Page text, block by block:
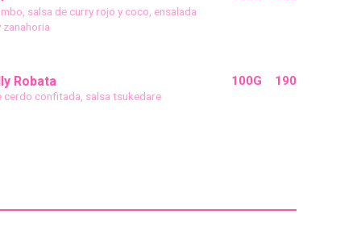
salsa de curry rojo y coco, ensalada
zanahoria
Robata
cerdo confitada, salsa tsukedare
100G 190